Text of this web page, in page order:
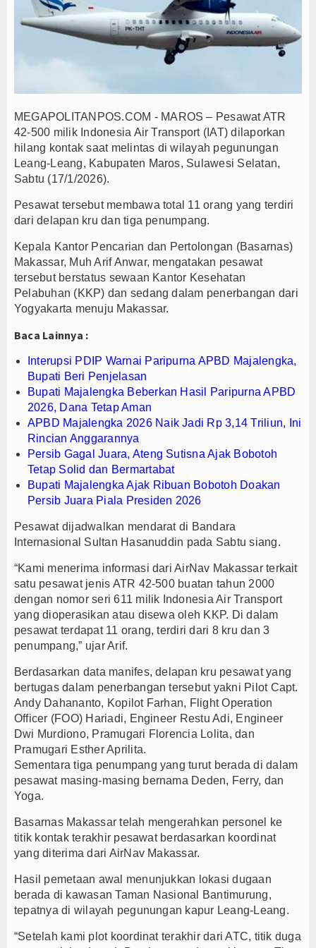
Persib Gagal Juara, Ateng Sutisna Ajak
Bupati Majalengka Ajak Ribuan Bobotoh Doakan
Ateng Sutisna Satukan Ribuan Bobotoh, Nobar
Kapolres Majalengka Ajak Bobotoh Junjung
Munjirin Panen Padi Ciherang di Cakung, Urban
PTPN I Ubah Aset Jadi Mesin Pertumbuhan,
Interupsi PDIP Warnai Paripurna APBD
Bupati Majalengka Beberkan Hasil Paripurna
Persib Gagal Juara, Ateng Sutisna Ajak
Ateng Sutisna Satukan Ribuan Bobotoh, Nobar
SIAL Food & Drinks Indonesia 2026 Perkuat
Kapolres Majalengka Ajak Bobotoh Junjung
Munjirin Panen Padi Ciherang di Cakung, Urban
Interupsi PDIP Warnai Paripurna APBD
Bupati Majalengka Beberkan Hasil Paripurna
MEGAPOLITANPOS.COM - MAROS – Pesawat ATR
42-500 milik Indonesia Air Transport (IAT) dilaporkan
hilang kontak saat melintas di wilayah pegunungan
Leang-Leang, Kabupaten Maros, Sulawesi Selatan,
Sabtu (17/1/2026).
Pesawat tersebut membawa total 11 orang yang terdiri
dari delapan kru dan tiga penumpang.
Kepala Kantor Pencarian dan Pertolongan (Basarnas)
Makassar, Muh Arif Anwar, mengatakan pesawat
tersebut berstatus sewaan Kantor Kesehatan
Pelabuhan (KKP) dan sedang dalam penerbangan dari
Yogyakarta menuju Makassar.
Baca Lainnya :
Interupsi PDIP Warnai Paripurna APBD Majalengka,
Bupati Beri Penjelasan
Bupati Majalengka Beberkan Hasil Paripurna APBD
2026, Dana Tetap Aman
APBD Majalengka 2026 Naik Jadi Rp 3,14 Triliun, Ini
Rincian Anggarannya
Persib Gagal Juara, Ateng Sutisna Ajak Bobotoh
Tetap Solid dan Bermartabat
Bupati Majalengka Ajak Ribuan Bobotoh Doakan
Persib Juara Piala Presiden 2026
Pesawat dijadwalkan mendarat di Bandara
Internasional Sultan Hasanuddin pada Sabtu siang.
“Kami menerima informasi dari AirNav Makassar terkait
satu pesawat jenis ATR 42-500 buatan tahun 2000
dengan nomor seri 611 milik Indonesia Air Transport
yang dioperasikan atau disewa oleh KKP. Di dalam
pesawat terdapat 11 orang, terdiri dari 8 kru dan 3
penumpang,” ujar Arif.
Berdasarkan data manifes, delapan kru pesawat yang
bertugas dalam penerbangan tersebut yakni Pilot Capt.
Andy Dahananto, Kopilot Farhan, Flight Operation
Officer (FOO) Hariadi, Engineer Restu Adi, Engineer
Dwi Murdiono, Pramugari Florencia Lolita, dan
Pramugari Esther Aprilita.
Sementara tiga penumpang yang turut berada di dalam
pesawat masing-masing bernama Deden, Ferry, dan
Yoga.
Basarnas Makassar telah mengerahkan personel ke
titik kontak terakhir pesawat berdasarkan koordinat
yang diterima dari AirNav Makassar.
Hasil pemetaan awal menunjukkan lokasi dugaan
berada di kawasan Taman Nasional Bantimurung,
tepatnya di wilayah pegunungan kapur Leang-Leang.
“Setelah kami plot koordinat terakhir dari ATC, titik duga